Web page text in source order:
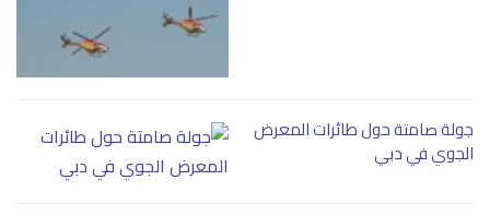
جولة صامتة حول طائرات المعرض
الجوي في دبي